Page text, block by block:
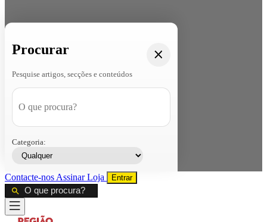
Procurar
Pesquise artigos, secções e conteúdos
Categoria:
Contacte-nos AssinarLoja Entrar